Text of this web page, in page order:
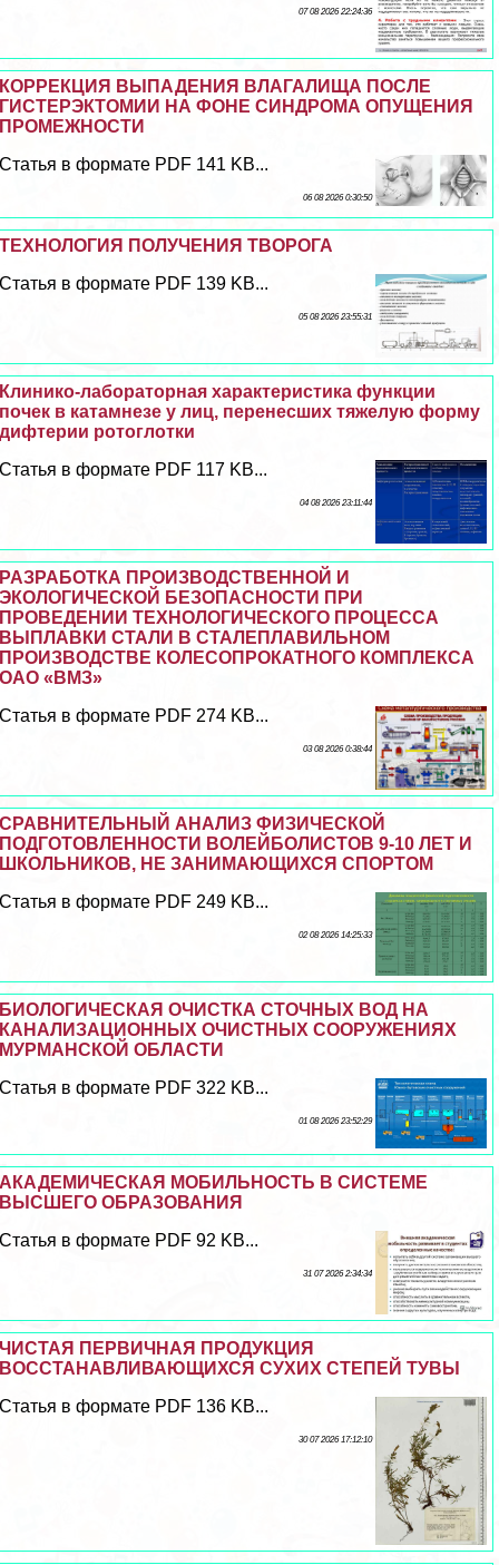
07 08 2026 22:24:36
КОРРЕКЦИЯ ВЫПАДЕНИЯ ВЛАГАЛИЩА ПОСЛЕ
ГИСТЕРЭКТОМИИ НА ФОНЕ СИНДРОМА ОПУЩЕНИЯ
ПРОМЕЖНОСТИ
Статья в формате PDF 141 KB...
06 08 2026 0:30:50
ТЕХНОЛОГИЯ ПОЛУЧЕНИЯ ТВОРОГА
Статья в формате PDF 139 KB...
05 08 2026 23:55:31
Клинико-лабораторная хаpaктеристика функции
почек в катамнезе у лиц, перенесших тяжелую форму
дифтерии ротоглотки
Статья в формате PDF 117 KB...
04 08 2026 23:11:44
РАЗРАБОТКА ПРОИЗВОДСТВЕННОЙ И
ЭКОЛОГИЧЕСКОЙ БЕЗОПАСНОСТИ ПРИ
ПРОВЕДЕНИИ ТЕХНОЛОГИЧЕСКОГО ПРОЦЕССА
ВЫПЛАВКИ СТАЛИ В СТАЛЕПЛАВИЛЬНОМ
ПРОИЗВОДСТВЕ КОЛЕСОПРОКАТНОГО КОМПЛЕКСА
ОАО «ВМЗ»
Статья в формате PDF 274 KB...
03 08 2026 0:38:44
СРАВНИТЕЛЬНЫЙ АНАЛИЗ ФИЗИЧЕСКОЙ
ПОДГОТОВЛЕННОСТИ ВОЛЕЙБОЛИСТОВ 9-10 ЛЕТ И
ШКОЛЬНИКОВ, НЕ ЗАНИМАЮЩИХСЯ СПОРТОМ
Статья в формате PDF 249 KB...
02 08 2026 14:25:33
БИОЛОГИЧЕСКАЯ ОЧИСТКА СТОЧНЫХ ВОД НА
КАНАЛИЗАЦИОННЫХ ОЧИСТНЫХ СООРУЖЕНИЯХ
МУРМАНСКОЙ ОБЛАСТИ
Статья в формате PDF 322 KB...
01 08 2026 23:52:29
АКАДЕМИЧЕСКАЯ МОБИЛЬНОСТЬ В СИСТЕМЕ
ВЫСШЕГО ОБРАЗОВАНИЯ
Статья в формате PDF 92 KB...
31 07 2026 2:34:34
ЧИСТАЯ ПЕРВИЧНАЯ ПРОДУКЦИЯ
ВОССТАНАВЛИВАЮЩИХСЯ СУХИХ СТЕПЕЙ ТУВЫ
Статья в формате PDF 136 KB...
30 07 2026 17:12:10